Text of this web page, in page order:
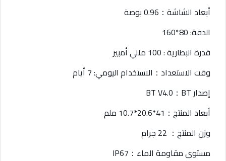
أبعاد الشاشة：0.96 بوصة
الدقة: 80*160
قدرة البطارية : 100 مللي أمبير
وقت الاستعداد：الاستخدام اليومي: 7 أيام
إصدار BT V4.0：BT
أبعاد المنتج：41*20.6*10.7 ملم
وزن المنتج： 22 جرام
مستوى مقاومة الماء：IP67